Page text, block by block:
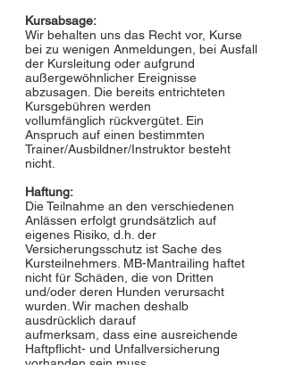
Kursabsage:
Wir behalten uns das Recht vor, Kurse
bei zu wenigen Anmeldungen, bei Ausfall
der Kursleitung oder aufgrund
außergewöhnlicher Ereignisse
abzusagen. Die bereits entrichteten
Kursgebühren werden
vollumfänglich rückvergütet. Ein
Anspruch auf einen bestimmten
Trainer/Ausbildner/Instruktor besteht
nicht.
Haftung:
Die Teilnahme an den verschiedenen
Anlässen erfolgt grundsätzlich auf
eigenes Risiko, d.h. der
Versicherungsschutz ist Sache des
Kursteilnehmers. MB-Mantrailing haftet
nicht für Schäden, die von Dritten
und/oder deren Hunden verursacht
wurden. Wir machen deshalb
ausdrücklich darauf
aufmerksam, dass eine ausreichende
Haftpflicht- und Unfallversicherung
vorhanden sein muss.